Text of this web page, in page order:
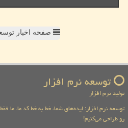
صفحه اخبار
توسعه نرم افزار
تولید نرم افزار
توسعه نرم افزار: ایده‌های شما، خط به خط کد ما. ما
رو طراحی می‌کنیم!